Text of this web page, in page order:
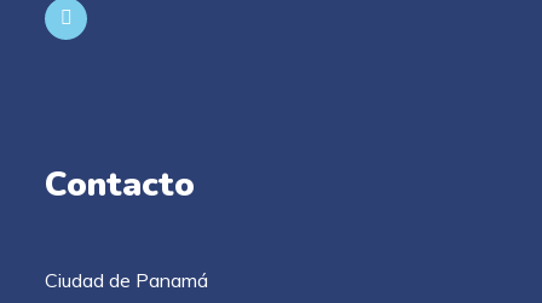
Contacto
Ciudad de Panamá